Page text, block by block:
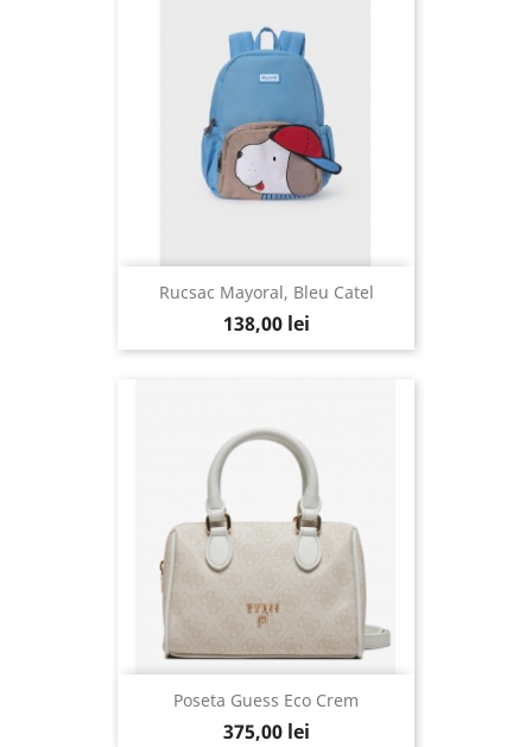
Rucsac Mayoral, Bleu Catel
138,00 lei
Poseta Guess Eco Crem
375,00 lei